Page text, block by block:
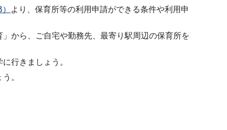
より、保育所等の利用申請ができる条件や利用申
から、ご自宅や勤務先、最寄り駅周辺の保育所を
行きましょう。
。